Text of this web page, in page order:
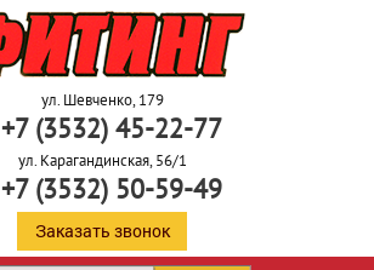
ул. Шевченко, 179
+7 (3532) 45-22-77
ул. Карагандинская, 56/1
+7 (3532) 50-59-49
Заказать звонок